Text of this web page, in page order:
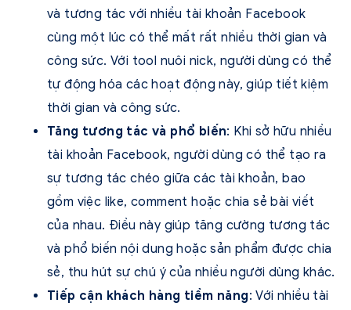
và tương tác với nhiều tài khoản Facebook
cùng một lúc có thể mất rất nhiều thời gian và
công sức. Với tool nuôi nick, người dùng có thể
tự động hóa các hoạt động này, giúp tiết kiệm
thời gian và công sức.
Tăng tương tác và phổ biến: Khi sở hữu nhiều
tài khoản Facebook, người dùng có thể tạo ra
sự tương tác chéo giữa các tài khoản, bao
gồm việc like, comment hoặc chia sẻ bài viết
của nhau. Điều này giúp tăng cường tương tác
và phổ biến nội dung hoặc sản phẩm được chia
sẻ, thu hút sự chú ý của nhiều người dùng khác.
Tiếp cận khách hàng tiềm năng: Với nhiều tài